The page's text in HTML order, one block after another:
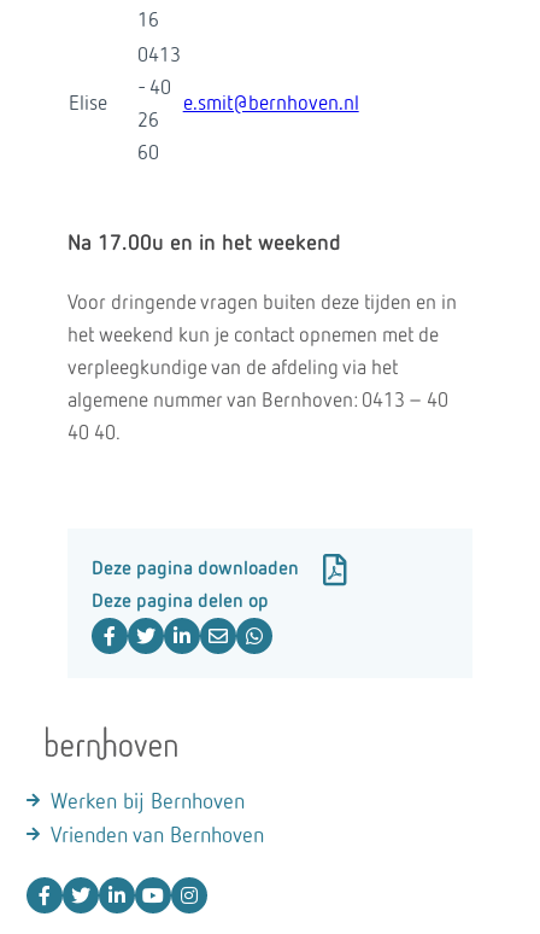
16
Elise
0413
- 40
26
60
e.smit@bernhoven.nl
Na 17.00u en in het weekend
Voor dringende vragen buiten deze tijden en in
het weekend kun je contact opnemen met de
verpleegkundige van de afdeling via het
algemene nummer van Bernhoven: 0413 – 40
40 40.
Deze pagina downloaden
Deze pagina delen op
Werken bij Bernhoven
Vrienden van Bernhoven